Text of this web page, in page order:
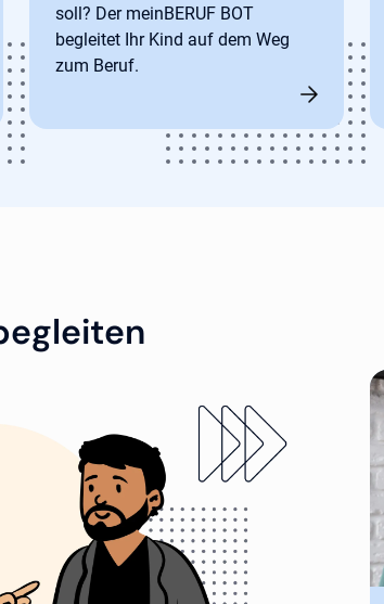
soll? Der meinBERUF BOT
begleitet Ihr Kind auf dem Weg
zum Beruf.